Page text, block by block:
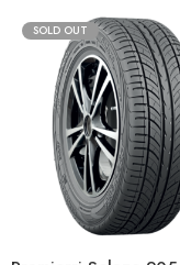
SOLD OUT